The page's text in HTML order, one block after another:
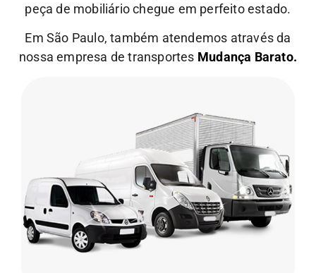
peça de mobiliário chegue em perfeito estado.
Em São Paulo, também atendemos através da
nossa empresa de transportes Mudança Barato.